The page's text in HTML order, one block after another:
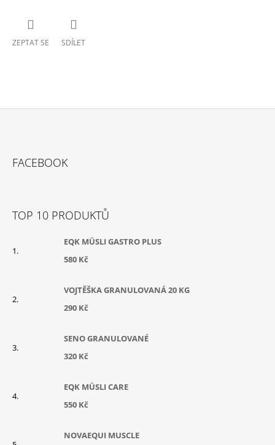
ZEPTAT SE SDÍLET
FACEBOOK
TOP 10 PRODUKTŮ
EQK MÜSLI GASTRO PLUS
580 Kč
VOJTĚŠKA GRANULOVANÁ 20 KG
290 Kč
SENO GRANULOVANÉ
320 Kč
EQK MÜSLI CARE
550 Kč
NOVAEQUI MUSCLE